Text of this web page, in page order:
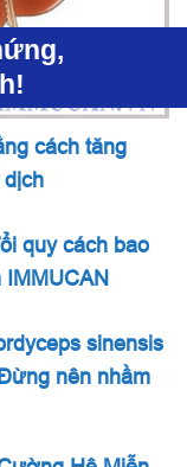
cách tăng
quy cách bao
IMMUCAN
sinensis
nên nhầm